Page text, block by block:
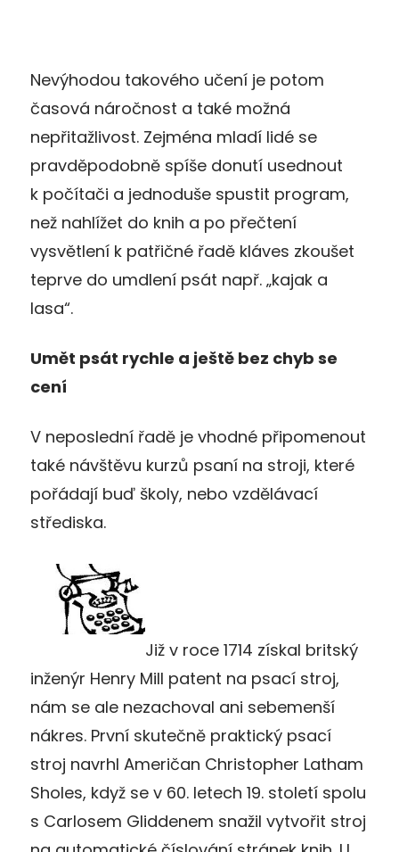
Nevýhodou takového učení je potom
časová náročnost a také možná
nepřitažlivost. Zejména mladí lidé se
pravděpodobně spíše donutí usednout
k počítači a jednoduše spustit program,
než nahlížet do knih a po přečtení
vysvětlení k patřičné řadě kláves zkoušet
teprve do umdlení psát např. „kajak a
lasa“.
Umět psát rychle a ještě bez chyb se
cení
V neposlední řadě je vhodné připomenout
také návštěvu kurzů psaní na stroji, které
pořádají buď školy, nebo vzdělávací
střediska.
Již v roce 1714 získal britský
inženýr Henry Mill patent na psací stroj,
nám se ale nezachoval ani sebemenší
nákres. První skutečně praktický psací
stroj navrhl Američan Christopher Latham
Sholes, když se v 60. letech 19. století spolu
s Carlosem Gliddenem snažil vytvořit stroj